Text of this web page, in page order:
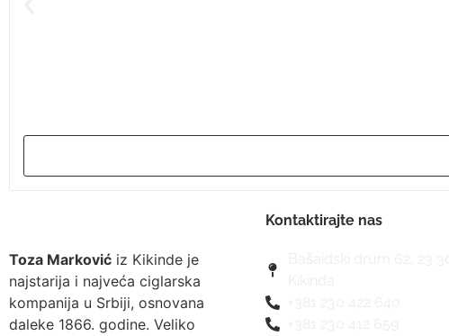
Toza Marković iz Kikinde je
najstarija i najveća ciglarska
kompanija u Srbiji, osnovana
daleke 1866. godine. Veliko
Kontaktirajte nas